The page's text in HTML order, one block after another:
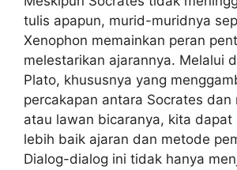
tulis apapun, murid-muridnya
Xenophon memainkan peran
melestarikan ajarannya. Melalui
Plato, khususnya yang
percakapan antara Socrates dan
atau lawan bicaranya, kita dapat
lebih baik ajaran dan metode
Dialog-dialog ini tidak hanya